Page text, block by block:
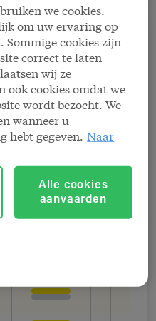
op afspraak, ook
De openingsuren
15 16 17 18
we cookies.
om uw ervaring op
Sommige cookies zijn
correct te laten
wij ze
ook cookies omdat we
wordt bezocht. We
wanneer u
hebt gegeven. Naar
Alle cookies
aanvaarden